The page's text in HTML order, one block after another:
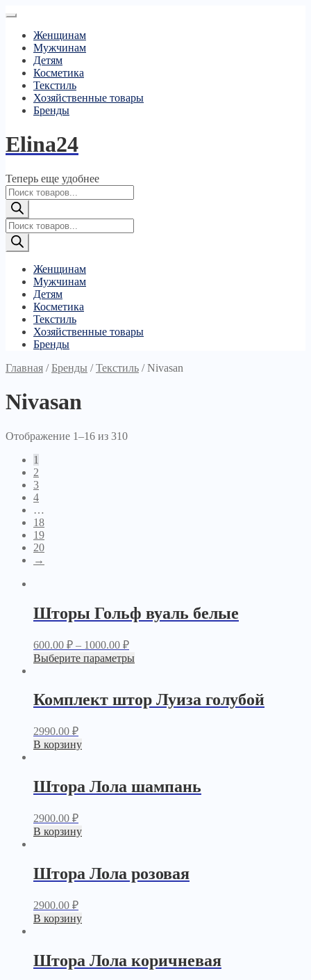
Женщинам
Мужчинам
Детям
Косметика
Текстиль
Хозяйственные товары
Бренды
Elina24
Теперь еще удобнее
Поиск
товаров
Поиск
товаров
Женщинам
Мужчинам
Детям
Косметика
Текстиль
Хозяйственные товары
Бренды
Главная /Бренды /Текстиль /Nivasan
Nivasan
Отображение 1–16 из 310
1
2
3
4
…
18
19
20
→
Шторы Гольф вуаль белые
600.00 ₽ – 1000.00 ₽
Выберите параметры
Комплект штор Луиза голубой
2990.00 ₽
В корзину
Штора Лола шампань
2900.00 ₽
В корзину
Штора Лола розовая
2900.00 ₽
В корзину
Штора Лола коричневая